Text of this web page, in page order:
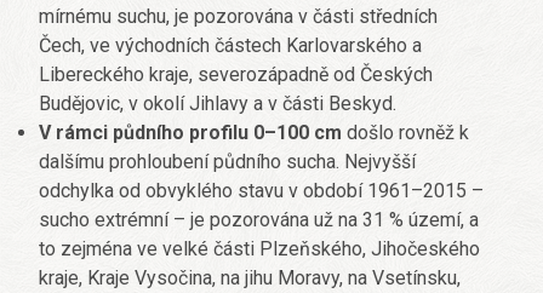
mírnému suchu, je pozorována v části středních
Čech, ve východních částech Karlovarského a
Libereckého kraje, severozápadně od Českých
Budějovic, v okolí Jihlavy a v části Beskyd.
V rámci půdního profilu 0–100 cm došlo rovněž k
dalšímu prohloubení půdního sucha. Nejvyšší
odchylka od obvyklého stavu v období 1961–2015 –
sucho extrémní – je pozorována už na 31 % území, a
to zejména ve velké části Plzeňského, Jihočeského
kraje, Kraje Vysočina, na jihu Moravy, na Vsetínsku,